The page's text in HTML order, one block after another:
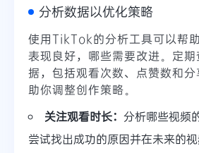
分析数据以优化策略
使用TikTok的分析工具可以帮
表现良好，哪些需要改进。定
据，包括观看次数、点赞数和
助你调整创作策略。
关注观看时长： 分析哪些视频
尝试找出成功的原因并在未来的视